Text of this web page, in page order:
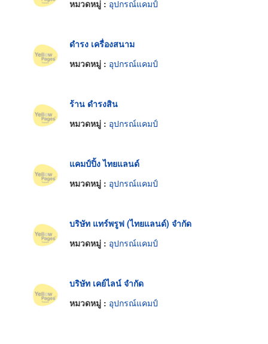
หมวดหมู่ : อุปกรณ์แคมป์
ดำรง เครื่องสนาม
หมวดหมู่ : อุปกรณ์แคมป์
ร้าน ดำรงสิน
หมวดหมู่ : อุปกรณ์แคมป์
แคมป์ปิ้ง ไทยแลนด์
หมวดหมู่ : อุปกรณ์แคมป์
บริษัท แทร์พรูฟ (ไทยแลนด์) จำกัด
หมวดหมู่ : อุปกรณ์แคมป์
บริษัท เคย์ไลน์ จำกัด
หมวดหมู่ : อุปกรณ์แคมป์